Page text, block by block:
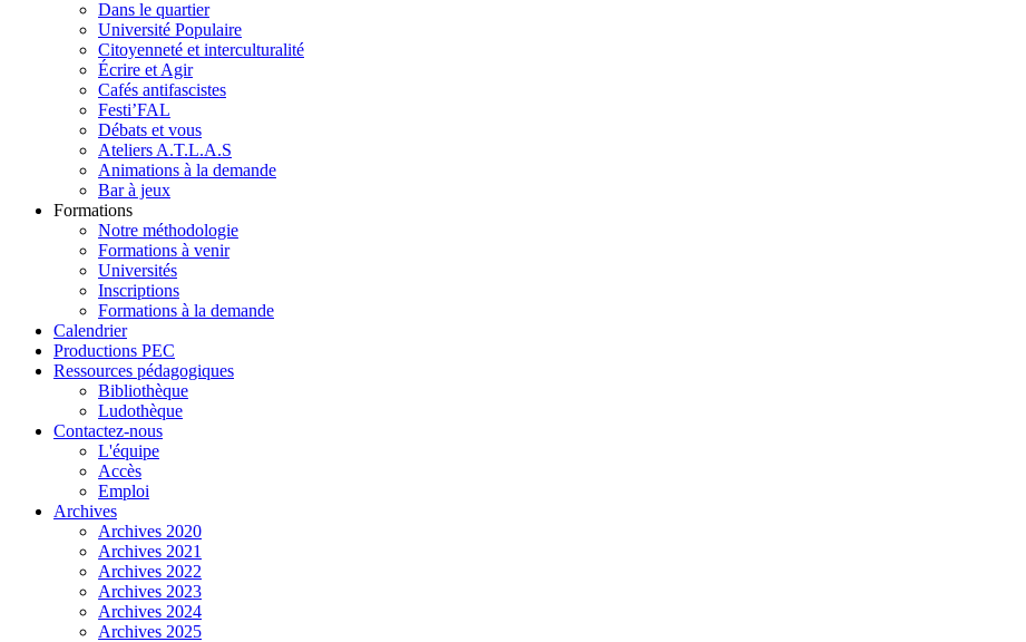
Dans le quartier
Université Populaire
Citoyenneté et interculturalité
Écrire et Agir
Cafés antifascistes
Festi’FAL
Débats et vous
Ateliers A.T.L.A.S
Animations à la demande
Bar à jeux
Formations
Notre méthodologie
Formations à venir
Universités
Inscriptions
Formations à la demande
Calendrier
Productions PEC
Ressources pédagogiques
Bibliothèque
Ludothèque
Contactez-nous
L'équipe
Accès
Emploi
Archives
Archives 2020
Archives 2021
Archives 2022
Archives 2023
Archives 2024
Archives 2025